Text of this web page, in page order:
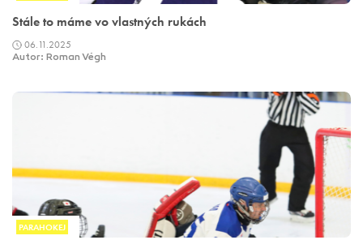
Stále to máme vo vlastných rukách
06.11.2025
Autor: Roman Végh
PARAHOKEJ